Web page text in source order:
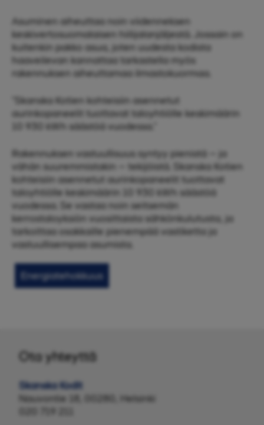
Asuminen aiheuttaa noin viidenneksen
keskivertosuomalaisen hiilijalanjäljestä. Jossain on
kuitenkin pakko asua, joten uudesta kodista
haaveilevan kannattaa tarkastella myös
rakennuksen aiheuttamaa ilmastokuormaa.
"Skanska Kotien kohteisiin asennetut
aurinkopaneelit tuottavat taloyhtiölle keskimäärin
10 930 kWh säästöä vuodessa."
Rakennuksen vastuullisuus syntyy pienistä – ja
vähän suuremmistakin – tekijöistä. Skanska Kotien
kohteisiin asennetut aurinkopaneelit tuottavat
taloyhtiölle keskimäärin 10 930 kWh säästöä
vuodessa. Se vastaa noin seitsemän
kerrostaloyksiön vuosittaista sähkönkulutusta, ja
tarkoittaa osakkaille pienempää vastiketta ja
vastuullisempaa asumista.
Energiatehokkuus
Ota yhteyttä
Skanska Kodit
Nauvontie 18, 00280, Helsinki